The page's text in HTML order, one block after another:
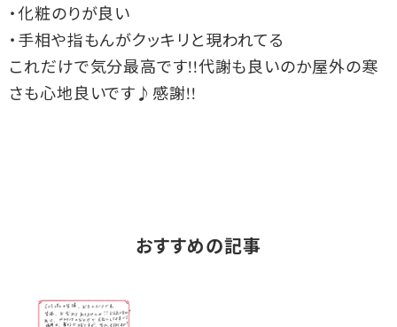
・化粧のりが良い
・手相や指もんがクッキリと現われてる
これだけで気分最高です!!代謝も良いのか屋外の寒
さも心地良いです♪感謝!!
おすすめの記事